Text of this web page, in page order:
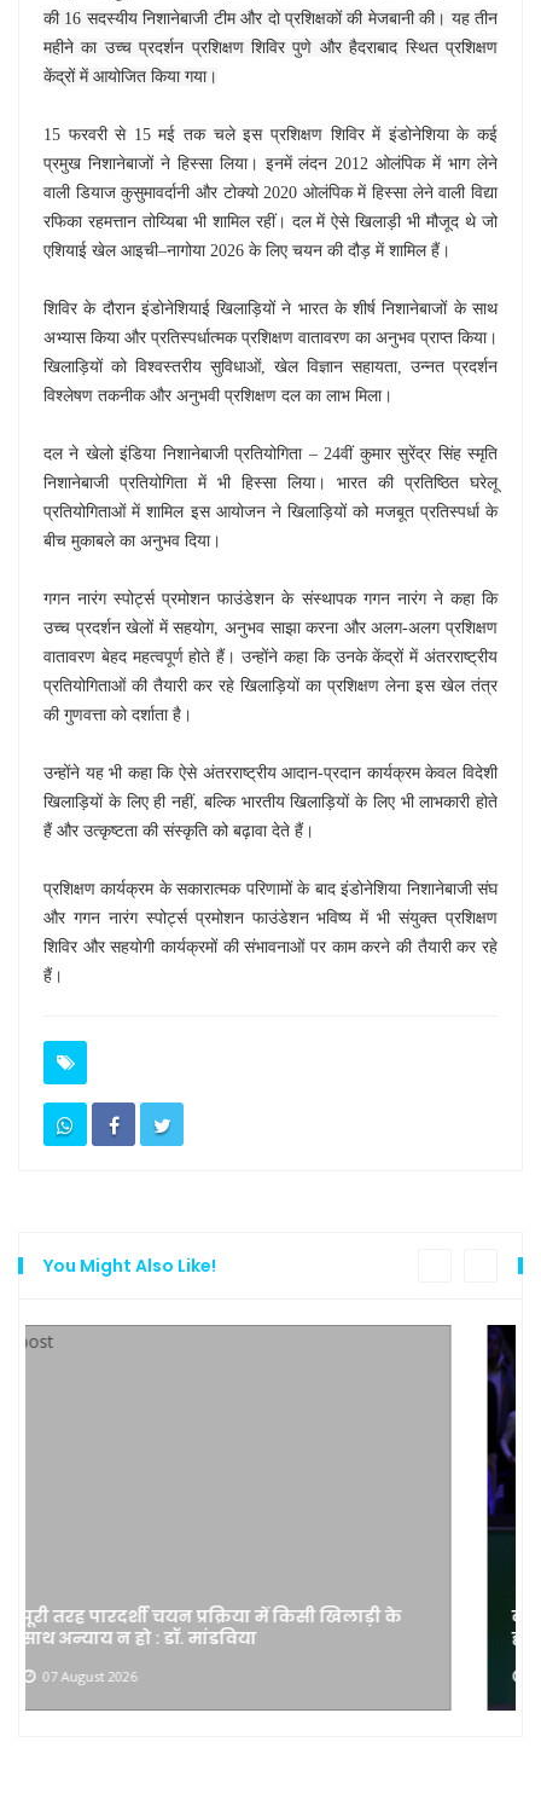
की 16 सदस्यीय निशानेबाजी टीम और दो प्रशिक्षकों की मेजबानी की। यह तीन
महीने का उच्च प्रदर्शन प्रशिक्षण शिविर पुणे और हैदराबाद स्थित प्रशिक्षण
केंद्रों में आयोजित किया गया।
15 फरवरी से 15 मई तक चले इस प्रशिक्षण शिविर में इंडोनेशिया के कई
प्रमुख निशानेबाजों ने हिस्सा लिया। इनमें लंदन 2012 ओलंपिक में भाग लेने
वाली डियाज कुसुमावर्दानी और टोक्यो 2020 ओलंपिक में हिस्सा लेने वाली विद्या
रफिका रहमत्तान तोय्यिबा भी शामिल रहीं। दल में ऐसे खिलाड़ी भी मौजूद थे जो
एशियाई खेल आइची–नागोया 2026 के लिए चयन की दौड़ में शामिल हैं।
शिविर के दौरान इंडोनेशियाई खिलाड़ियों ने भारत के शीर्ष निशानेबाजों के साथ
अभ्यास किया और प्रतिस्पर्धात्मक प्रशिक्षण वातावरण का अनुभव प्राप्त किया।
खिलाड़ियों को विश्वस्तरीय सुविधाओं, खेल विज्ञान सहायता, उन्नत प्रदर्शन
विश्लेषण तकनीक और अनुभवी प्रशिक्षण दल का लाभ मिला।
दल ने खेलो इंडिया निशानेबाजी प्रतियोगिता – 24वीं कुमार सुरेंद्र सिंह स्मृति
निशानेबाजी प्रतियोगिता में भी हिस्सा लिया। भारत की प्रतिष्ठित घरेलू
प्रतियोगिताओं में शामिल इस आयोजन ने खिलाड़ियों को मजबूत प्रतिस्पर्धा के
बीच मुकाबले का अनुभव दिया।
गगन नारंग स्पोर्ट्स प्रमोशन फाउंडेशन के संस्थापक गगन नारंग ने कहा कि
उच्च प्रदर्शन खेलों में सहयोग, अनुभव साझा करना और अलग-अलग प्रशिक्षण
वातावरण बेहद महत्वपूर्ण होते हैं। उन्होंने कहा कि उनके केंद्रों में अंतरराष्ट्रीय
प्रतियोगिताओं की तैयारी कर रहे खिलाड़ियों का प्रशिक्षण लेना इस खेल तंत्र
की गुणवत्ता को दर्शाता है।
उन्होंने यह भी कहा कि ऐसे अंतरराष्ट्रीय आदान-प्रदान कार्यक्रम केवल विदेशी
खिलाड़ियों के लिए ही नहीं, बल्कि भारतीय खिलाड़ियों के लिए भी लाभकारी होते
हैं और उत्कृष्टता की संस्कृति को बढ़ावा देते हैं।
प्रशिक्षण कार्यक्रम के सकारात्मक परिणामों के बाद इंडोनेशिया निशानेबाजी संघ
और गगन नारंग स्पोर्ट्स प्रमोशन फाउंडेशन भविष्य में भी संयुक्त प्रशिक्षण
शिविर और सहयोगी कार्यक्रमों की संभावनाओं पर काम करने की तैयारी कर रहे
हैं।
You Might Also Like!
कनाडियन ओपन में वरीयता प्राप्त खिलाड़ियों के बाहर
होने से ज़्वेरेव और मेदवेदेव को डच टीम से झटका लगा।
07 August 2026